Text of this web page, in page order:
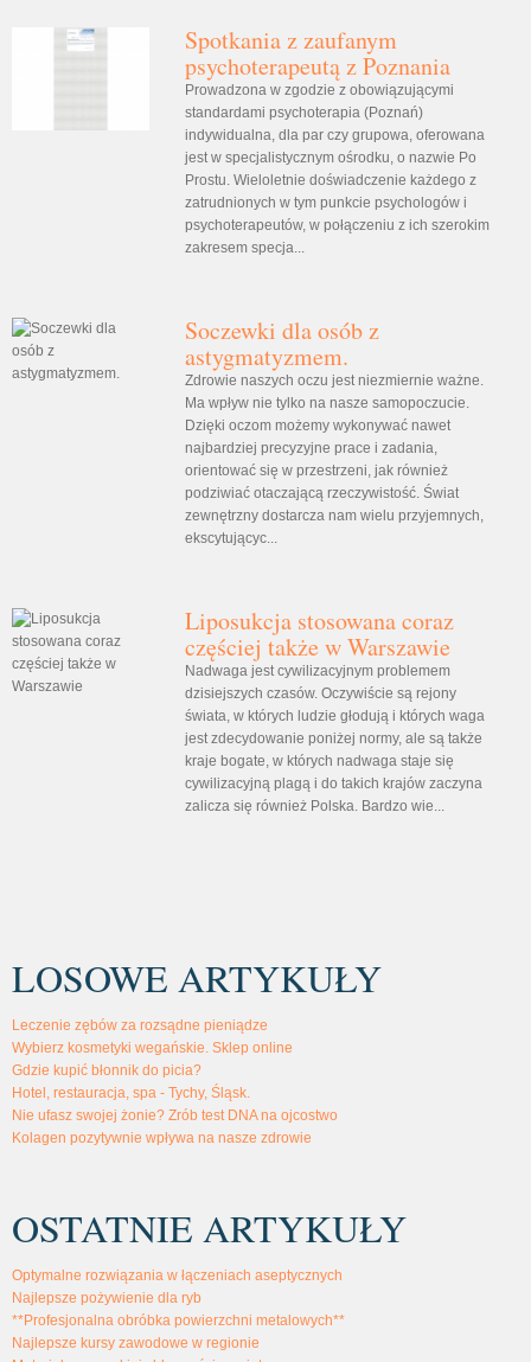
Spotkania z zaufanym
psychoterapeutą z Poznania
Prowadzona w zgodzie z obowiązującymi
standardami psychoterapia (Poznań)
indywidualna, dla par czy grupowa, oferowana
jest w specjalistycznym ośrodku, o nazwie Po
Prostu. Wieloletnie doświadczenie każdego z
zatrudnionych w tym punkcie psychologów i
psychoterapeutów, w połączeniu z ich szerokim
zakresem specja...
Soczewki dla osób z
astygmatyzmem.
Zdrowie naszych oczu jest niezmiernie ważne.
Ma wpływ nie tylko na nasze samopoczucie.
Dzięki oczom możemy wykonywać nawet
najbardziej precyzyjne prace i zadania,
orientować się w przestrzeni, jak również
podziwiać otaczającą rzeczywistość. Świat
zewnętrzny dostarcza nam wielu przyjemnych,
ekscytującyc...
Liposukcja stosowana coraz
częściej także w Warszawie
Nadwaga jest cywilizacyjnym problemem
dzisiejszych czasów. Oczywiście są rejony
świata, w których ludzie głodują i których waga
jest zdecydowanie poniżej normy, ale są także
kraje bogate, w których nadwaga staje się
cywilizacyjną plagą i do takich krajów zaczyna
zalicza się również Polska. Bardzo wie...
LOSOWE ARTYKUŁY
Leczenie zębów za rozsądne pieniądze
Wybierz kosmetyki wegańskie. Sklep online
Gdzie kupić błonnik do picia?
Hotel, restauracja, spa - Tychy, Śląsk.
Nie ufasz swojej żonie? Zrób test DNA na ojcostwo
Kolagen pozytywnie wpływa na nasze zdrowie
OSTATNIE ARTYKUŁY
Optymalne rozwiązania w łączeniach aseptycznych
Najlepsze pożywienie dla ryb
**Profesjonalna obróbka powierzchni metalowych**
Najlepsze kursy zawodowe w regionie